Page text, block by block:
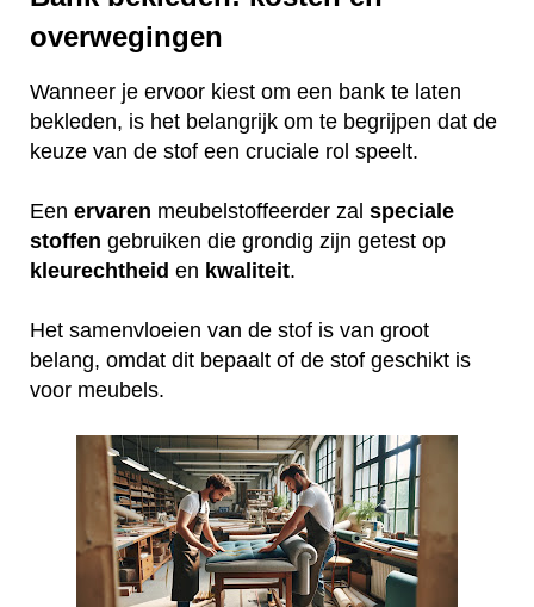
overwegingen
Wanneer je ervoor kiest om een bank te laten
bekleden, is het belangrijk om te begrijpen dat de
keuze van de stof een cruciale rol speelt.
Een ervaren meubelstoffeerder zal speciale
stoffen gebruiken die grondig zijn getest op
kleurechtheid en kwaliteit.
Het samenvloeien van de stof is van groot
belang, omdat dit bepaalt of de stof geschikt is
voor meubels.